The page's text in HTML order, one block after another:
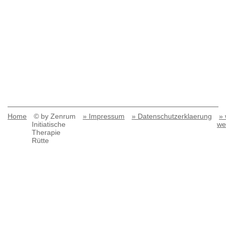
Home
© by Zenrum
Initiatische
Therapie
Rütte
» Impressum » Datenschutzerklaerung
»